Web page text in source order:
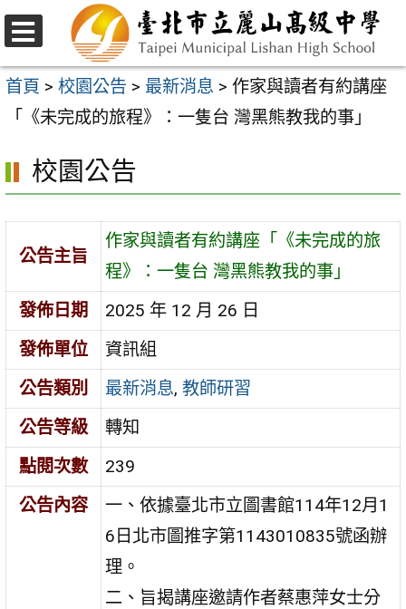
跳
至
主
容
區
選
單
首頁 > 校園公告 > 最新消息 > 作家與讀者有約講座
「《未完成的旅程》：一隻台 灣黑熊教我的事」
校園公告
公告主旨
作家與讀者有約講座「《未完成的旅
程》：一隻台 灣黑熊教我的事」
發佈日期
2025 年 12 月 26 日
發佈單位
資訊組
公告類別
最新消息,教師研習
公告等級
轉知
點閱次數
239
公告內容
一、依據臺北市立圖書館114年12月1
6日北市圖推字第1143010835號函辦
理。
二、旨揭講座邀請作者蔡惠萍女士分